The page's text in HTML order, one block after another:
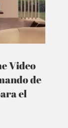
Video
de
el